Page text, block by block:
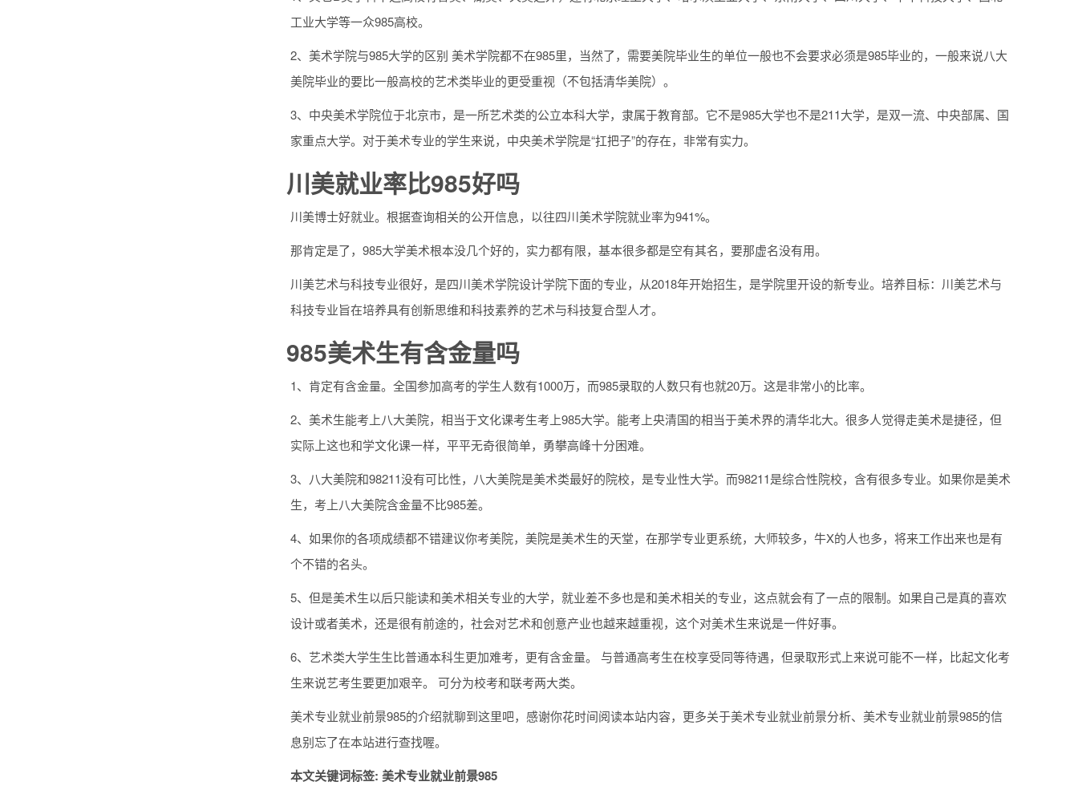
工业大学等一众985高校。
2、美术学院与985大学的区别 美术学院都不在985里，当然了，需要美院毕业生的单位一般也不会要求必须是985毕业的，一般来说八大
美院毕业的要比一般高校的艺术类毕业的更受重视（不包括清华美院）。
3、中央美术学院位于北京市，是一所艺术类的公立本科大学，隶属于教育部。它不是985大学也不是211大学，是双一流、中央部属、国
家重点大学。对于美术专业的学生来说，中央美术学院是“扛把子”的存在，非常有实力。
川美就业率比985好吗
川美博士好就业。根据查询相关的公开信息，以往四川美术学院就业率为941%。
那肯定是了，985大学美术根本没几个好的，实力都有限，基本很多都是空有其名，要那虚名没有用。
川美艺术与科技专业很好，是四川美术学院设计学院下面的专业，从2018年开始招生，是学院里开设的新专业。培养目标：川美艺术与
科技专业旨在培养具有创新思维和科技素养的艺术与科技复合型人才。
985美术生有含金量吗
1、肯定有含金量。全国参加高考的学生人数有1000万，而985录取的人数只有也就20万。这是非常小的比率。
2、美术生能考上八大美院，相当于文化课考生考上985大学。能考上央清国的相当于美术界的清华北大。很多人觉得走美术是捷径，但
实际上这也和学文化课一样，平平无奇很简单，勇攀高峰十分困难。
3、八大美院和98211没有可比性，八大美院是美术类最好的院校，是专业性大学。而98211是综合性院校，含有很多专业。如果你是美术
生，考上八大美院含金量不比985差。
4、如果你的各项成绩都不错建议你考美院，美院是美术生的天堂，在那学专业更系统，大师较多，牛X的人也多，将来工作出来也是有
个不错的名头。
5、但是美术生以后只能读和美术相关专业的大学，就业差不多也是和美术相关的专业，这点就会有了一点的限制。如果自己是真的喜欢
设计或者美术，还是很有前途的，社会对艺术和创意产业也越来越重视，这个对美术生来说是一件好事。
6、艺术类大学生生比普通本科生更加难考，更有含金量。 与普通高考生在校享受同等待遇，但录取形式上来说可能不一样，比起文化考
生来说艺考生要更加艰辛。 可分为校考和联考两大类。
美术专业就业前景985的介绍就聊到这里吧，感谢你花时间阅读本站内容，更多关于美术专业就业前景分析、美术专业就业前景985的信
息别忘了在本站进行查找喔。
本文关键词标签: 美术专业就业前景985